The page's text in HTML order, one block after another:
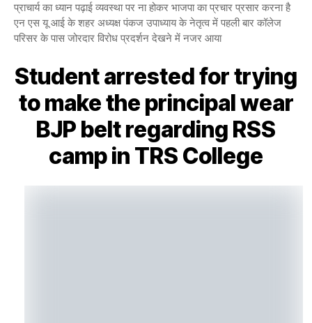
प्राचार्य का ध्यान पढ़ाई व्यवस्था पर ना होकर भाजपा का प्रचार प्रसार करना है
एन एस यू आई के शहर अध्यक्ष पंकज उपाध्याय के नेतृत्व में पहली बार कॉलेज
परिसर के पास जोरदार विरोध प्रदर्शन देखने में नजर आया
Student arrested for trying
to make the principal wear
BJP belt regarding RSS
camp in TRS College